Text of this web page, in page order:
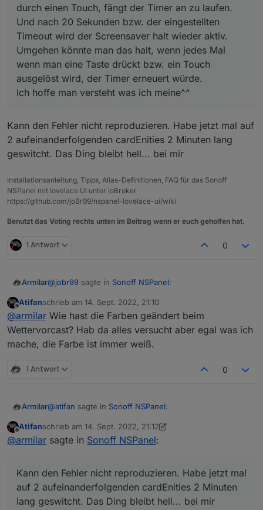
durch einen Touch, fängt der Timer an zu laufen.
Und nach 20 Sekunden bzw. der eingestellten
Timeout wird der Screensaver halt wieder aktiv.
Umgehen könnte man das halt, wenn jedes Mal
wenn man eine Taste drückt bzw. ein Touch
ausgelöst wird, der Timer erneuert würde.
Ich hoffe man versteht was ich meine^^
Kann den Fehler nicht reproduzieren. Habe jetzt mal auf
2 aufeinanderfolgenden cardEnities 2 Minuten lang
geswitcht. Das Ding bleibt hell... bei mir
Installationsanleitung, Tipps, Alias-Definitionen, FAQ für das Sonoff
NSPanel mit lovelace UI unter ioBroker
https://github.com/joBr99/nspanel-lovelace-ui/wiki
Benutzt das Voting rechts unten im Beitrag wenn er euch geholfen hat.
1 Antwort 0
Armilar@jobr99 sagte in Sonoff NSPanel:
@armilar Der timeout bzw. das Event davon
kommt ja von der Firmware, da kannst du im
Backend nicht viel dran machen, allerdings sollte
der counter für den timeout bei einem touch
Sehe mir grad die Farben an... sehr nice
Offline
Atifanschrieb am 14. Sept. 2022, 21:10
zuletzt editiert von
@armilar Wie hast die Farben geändert beim
Wettervorcast? Hab da alles versucht aber egal was ich
mache, die Farbe ist immer weiß.
1 Antwort 0
Armilar@atifan sagte in Sonoff NSPanel:
@jobr99Also ich benutze bisher nur den Typ
passiert.
Sobald ich das Display aus dem "Standby"
erwecke durch einen Touch, fängt der Timer an
auf 2 aufeinanderfolgenden cardEnities 2 Minuten lang
geswitcht. Das Ding bleibt hell... bei mir
Offline
Atifanschrieb am 14. Sept. 2022, 21:12
zuletzt editiert von Atifan
@armilar sagte in Sonoff NSPanel:
Kann den Fehler nicht reproduzieren. Habe jetzt mal
auf 2 aufeinanderfolgenden cardEnities 2 Minuten
lang geswitcht. Das Ding bleibt hell... bei mir